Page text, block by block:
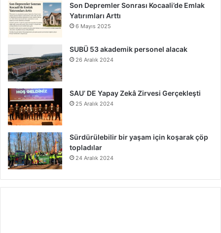
Son Depremler Sonrası Kocaali’de Emlak
Yatırımları Arttı
6 Mayıs 2025
SUBÜ 53 akademik personel alacak
26 Aralık 2024
SAU’ DE Yapay Zekâ Zirvesi Gerçekleşti
25 Aralık 2024
Sürdürülebilir bir yaşam için koşarak çöp
topladılar
24 Aralık 2024